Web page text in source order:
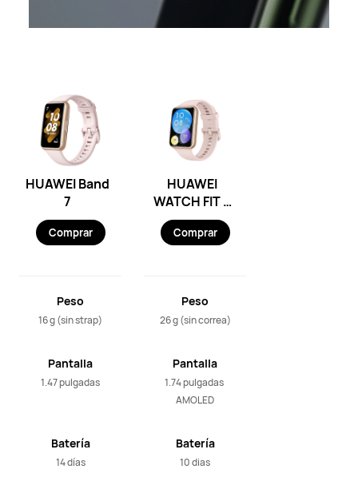
HUAWEI Band
7
Comprar
Peso
16 g (sin strap)
Pantalla
1.47 pulgadas
Batería
14 días
HUAWEI
WATCH FIT 2
Active
Comprar
Peso
26 g (sin correa)
Pantalla
1.74 pulgadas
AMOLED
Batería
10 dias